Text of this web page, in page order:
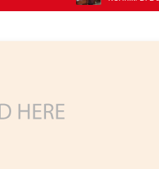
Matraman Hingga